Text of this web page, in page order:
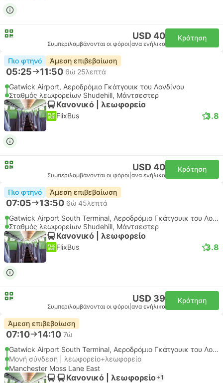
USD 40
Συμπεριλαμβάνονται οι φόροι ανα ενήλικα
Κράτηση
Πιο φτηνό Άμεση επιβεβαίωση
05:25 11:50 6ώ 25λεπτά
Gatwick Airport, Αεροδρόμιο Γκάτγουικ του Λονδίνου
Σταθμός λεωφορείων Shudehill, Μάντσεστερ
Κανονικό | λεωφορείο
FlixBus 3.8
USD 40
Συμπεριλαμβάνονται οι φόροι ανα ενήλικα
Κράτηση
Πιο φτηνό Άμεση επιβεβαίωση
07:05 13:50 6ώ 45λεπτά
Gatwick Airport South Terminal, Αεροδρόμιο Γκάτγουικ του Λονδίνου
Σταθμός λεωφορείων Shudehill, Μάντσεστερ
Κανονικό | λεωφορείο
FlixBus 3.8
USD 39
Συμπεριλαμβάνονται οι φόροι ανα ενήλικα
Κράτηση
Άμεση επιβεβαίωση
07:10 14:10 7ώ
Gatwick Airport South Terminal, Αεροδρόμιο Γκάτγουικ του Λονδίνου
Μονή σύνδεση | λεωφορείο+λεωφορείο
Manchester Moss Lane East
Κανονικό | λεωφορείο +1